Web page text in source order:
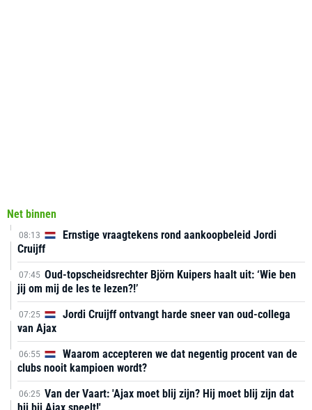
Net binnen
08:13
Ernstige vraagtekens rond aankoopbeleid Jordi
Cruijff
07:45 Oud-topscheidsrechter Björn Kuipers haalt uit: ‘Wie ben
jij om mij de les te lezen?!’
07:25
Jordi Cruijff ontvangt harde sneer van oud-collega
van Ajax
06:55
Waarom accepteren we dat negentig procent van de
clubs nooit kampioen wordt?
06:25 Van der Vaart: 'Ajax moet blij zijn? Hij moet blij zijn dat